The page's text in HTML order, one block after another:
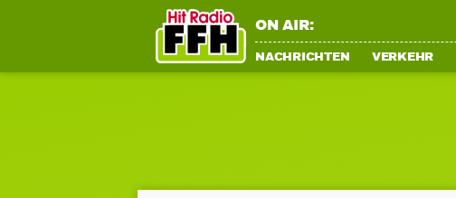
ON AIR:
NACHRICHTEN VERKEHR